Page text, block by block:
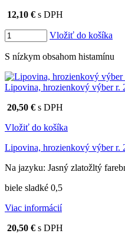
12,10 € s DPH
Vložiť do košíka
S nízkym obsahom histamínu
Lipovina, hrozienkový výber r.
20,50 € s DPH
Vložiť do košíka
Lipovina, hrozienkový výber r.
Na jazyku: Jasný zlatožltý
biele sladké 0,5
Viac informácií
20,50 € s DPH